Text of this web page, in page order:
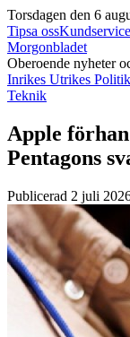
Torsdagen den 6
Tipsa ossKundservice
Morgonbladet
Oberoende nyheter
Inrikes Utrikes Politik
Teknik
Apple
Pentagons
Publicerad 2 juli